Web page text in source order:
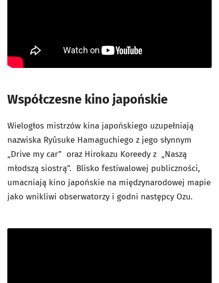
Współczesne kino japońskie
Wielogłos mistrzów kina japońskiego uzupełniają
nazwiska Ryûsuke Hamaguchiego z jego słynnym
„Drive my car” oraz Hirokazu Koreedy z „Naszą
młodszą siostrą”. Blisko festiwalowej publiczności,
umacniają kino japońskie na międzynarodowej mapie
jako wnikliwi obserwatorzy i godni następcy Ozu.